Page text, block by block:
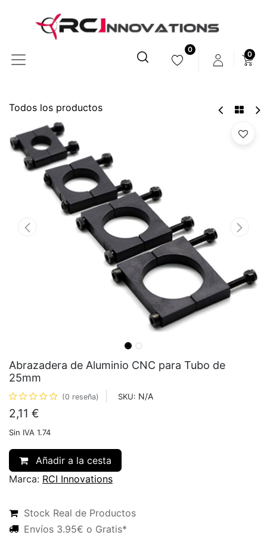
0
0
Todos los productos
Abrazadera de Aluminio CNC para Tubo de
25mm
(0 reseña) SKU: N/A
2,11 €
Sin IVA 1.74
Añadir a la cesta
Marca: RCI Innovations
Stock Real de Productos
Envíos 3.95€ o Gratis*